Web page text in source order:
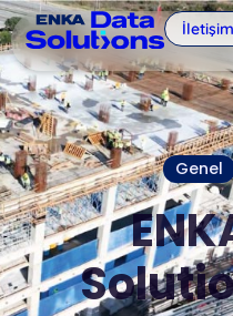
İletişim
Genel